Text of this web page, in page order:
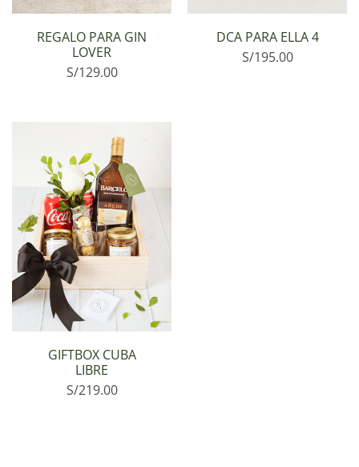
REGALO PARA GIN
LOVER
S/129.00
DCA PARA ELLA 4
S/195.00
GIFTBOX CUBA
LIBRE
S/219.00